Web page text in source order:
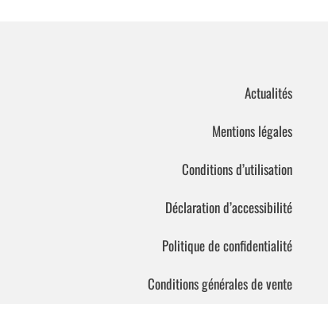
Actualités
Mentions légales
Conditions d’utilisation
Déclaration d’accessibilité
Politique de confidentialité
Conditions générales de vente